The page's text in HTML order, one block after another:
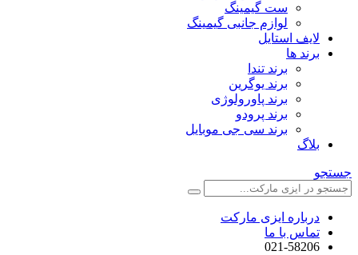
ست گیمینگ
لوازم جانبی گیمینگ
لایف استایل
برند ها
برند تندا
برند یوگرین
برند پاورولوژی
برند پرودو
برند سی جی موبایل
بلاگ
جستجو
درباره ایزی مارکت
تماس با ما
021-58206